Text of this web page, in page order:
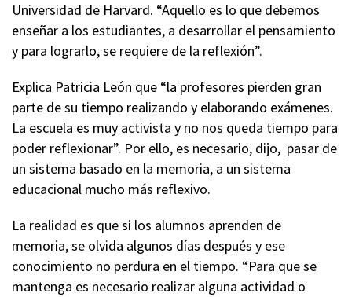
Universidad de Harvard. “Aquello es lo que debemos
enseñar a los estudiantes, a desarrollar el pensamiento
y para lograrlo, se requiere de la reflexión”.
Explica Patricia León que “la profesores pierden gran
parte de su tiempo realizando y elaborando exámenes.
La escuela es muy activista y no nos queda tiempo para
poder reflexionar”. Por ello, es necesario, dijo, pasar de
un sistema basado en la memoria, a un sistema
educacional mucho más reflexivo.
La realidad es que si los alumnos aprenden de
memoria, se olvida algunos días después y ese
conocimiento no perdura en el tiempo. “Para que se
mantenga es necesario realizar alguna actividad o